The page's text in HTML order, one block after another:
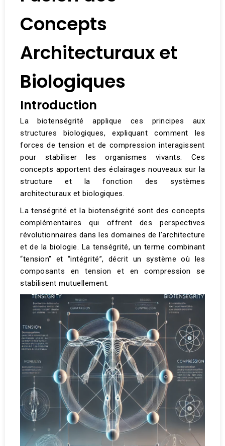
Concepts
Architecturaux et
Biologiques
Introduction
La biotenségrité applique ces principes aux
structures biologiques, expliquant comment les
forces de tension et de compression interagissent
pour stabiliser les organismes vivants. Ces
concepts apportent des éclairages nouveaux sur la
structure et la fonction des systèmes
architecturaux et biologiques.
La tenségrité et la biotenségrité sont des concepts
complémentaires qui offrent des perspectives
révolutionnaires dans les domaines de l’architecture
et de la biologie. La tenségrité, un terme combinant
“tension” et “intégrité”, décrit un système où les
composants en tension et en compression se
stabilisent mutuellement.